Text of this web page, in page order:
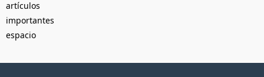
artículos
importantes
espacio